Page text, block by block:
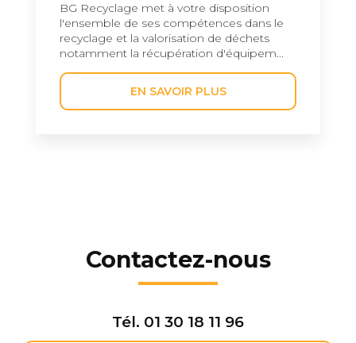
BG Recyclage met à votre disposition
l'ensemble de ses compétences dans le
recyclage et la valorisation de déchets
notamment la récupération d'équipem...
EN SAVOIR PLUS
Contactez-nous
Tél. 01 30 18 11 96